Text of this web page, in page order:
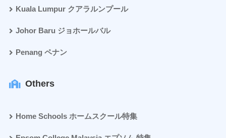
Kuala Lumpur クアラルンプール
Johor Baru ジョホールバル
Penang ペナン
Others
Home Schools ホームスクール特集